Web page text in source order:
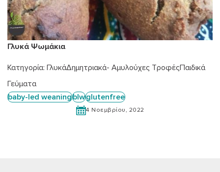
Γλυκά Ψωμάκια
Κατηγορία: ΓλυκάΔημητριακά- Αμυλούχες ΤροφέςΠαιδικά
Γεύματα
baby-led weaningblwglutenfree
4 Νοεμβρίου, 2022